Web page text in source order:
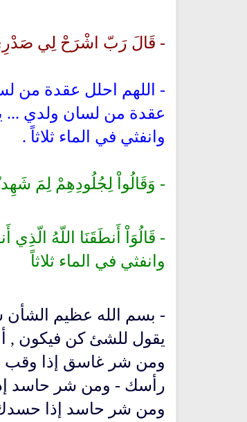
- قَالَ رَبّ اشْرَحْ لِي
- اللهم احلل عقدة من
عقدة من لسان ولدي ...
وانفثي في الماء ثلاثاً .
- وَقَالُواْ لِجُلُودِهِمْ لِمَ
- قَالُوَاْ أَنطَقَنَا اللّهُ
وانفثي في الماء ثلاثاً
- بسم الله عظيم الشأن
يقول للشئ كن فيكون ,
ومن شر غاسق إذا
رأسك - ومن شر حاسد
ومن شر حاسد إذا